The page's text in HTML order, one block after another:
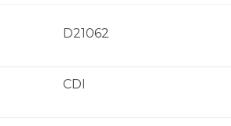
D21062
CDI